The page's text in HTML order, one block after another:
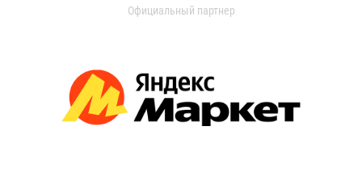
Официальный партнер